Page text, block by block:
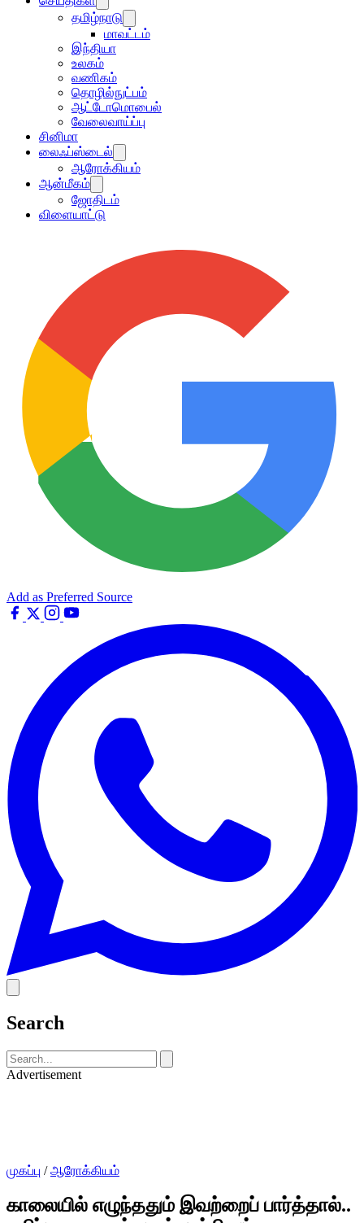
தமிழ்நாடு
மாவட்டம்
இந்தியா
உலகம்
வணிகம்
தொழில்நுட்பம்
ஆட்டோமொபைல்
வேலைவாய்ப்பு
சினிமா
லைஃப்ஸ்டைல்
ஆரோக்கியம்
ஆன்மீகம்
ஜோதிடம்
விளையாட்டு
Add as Preferred Source
Search
Advertisement
முகப்பு / ஆரோக்கியம்
காலையில் எழுந்ததும் இவற்றைப் பார்த்தால்..